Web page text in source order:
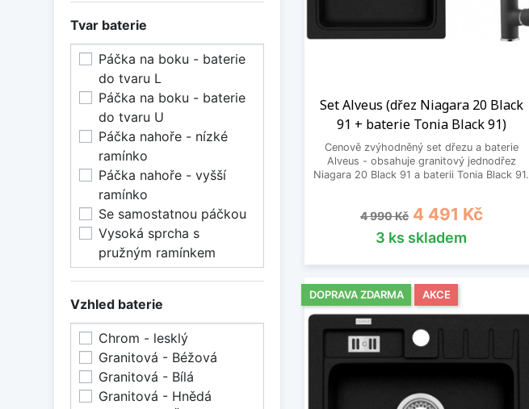
Tvar baterie
Páčka na boku - baterie
do tvaru L
Páčka na boku - baterie
do tvaru U
Páčka nahoře - nízké
ramínko
Páčka nahoře - vyšší
ramínko
Se samostatnou páčkou
Vysoká sprcha s
pružným ramínkem
Vzhled baterie
Chrom - lesklý
Granitová - Béžová
Granitová - Bílá
Granitová - Hnědá
Set Alveus (dřez Niagara 20 Black
91 + baterie Tonia Black 91)
Cenově zvýhodněný set dřezu a baterie
Alveus - obsahuje granitový jednodřez
Niagara 20 Black 91 a baterii Tonia Black 91.
Běžná cena
4 990 Kč Cena
4 491 Kč
3 ks skladem
DOPRAVA ZDARMA AKCE